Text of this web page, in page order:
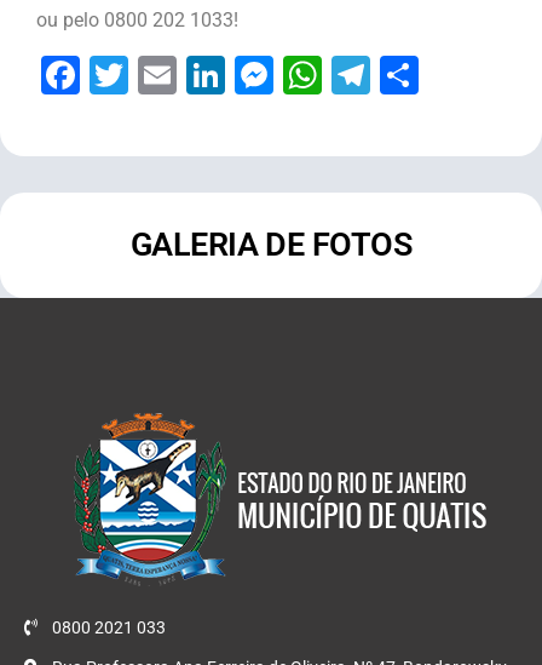
ou pelo 0800 202 1033!
Facebook
Twitter
EmailLinkedIn
Messenger
WhatsApp
Telegram
GALERIA DE FOTOS
0800 2021 033